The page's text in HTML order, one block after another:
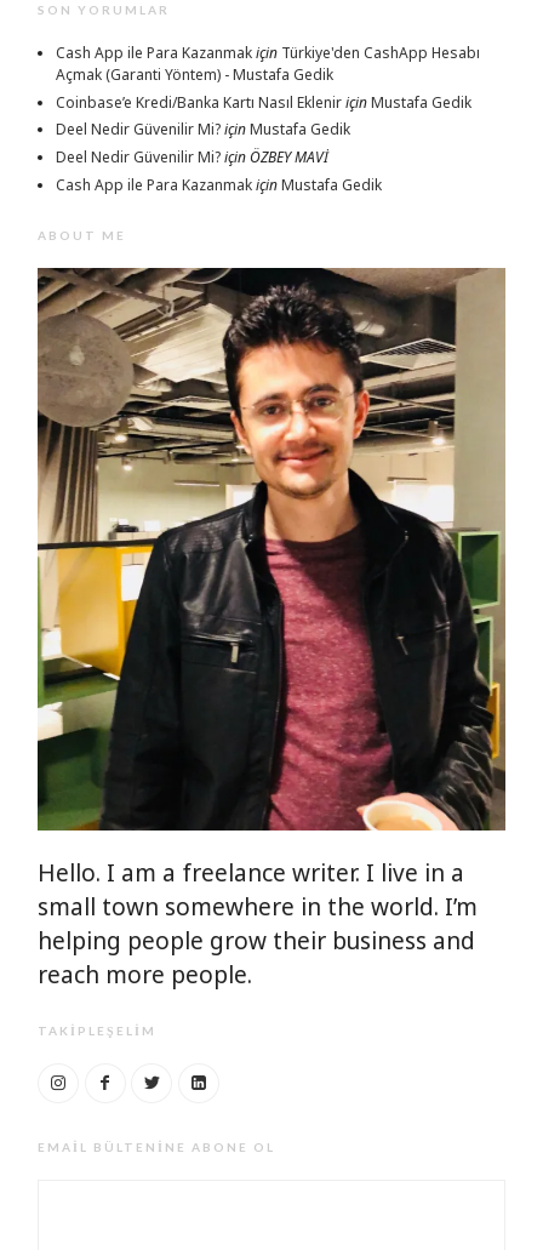
SON YORUMLAR
Cash App ile Para Kazanmakiçin Türkiye'den CashApp Hesabı
Açmak (Garanti Yöntem) - Mustafa Gedik
Coinbase’e Kredi/Banka Kartı Nasıl EkleniriçinMustafa Gedik
Deel Nedir Güvenilir Mi?içinMustafa Gedik
Deel Nedir Güvenilir Mi?içinÖZBEY MAVİ
Cash App ile Para KazanmakiçinMustafa Gedik
ABOUT ME
Hello. I am a freelance writer. I live in a
small town somewhere in the world. I’m
helping people grow their business and
reach more people.
TAKIPLEŞELIM
EMAIL BÜLTENINE ABONE OL